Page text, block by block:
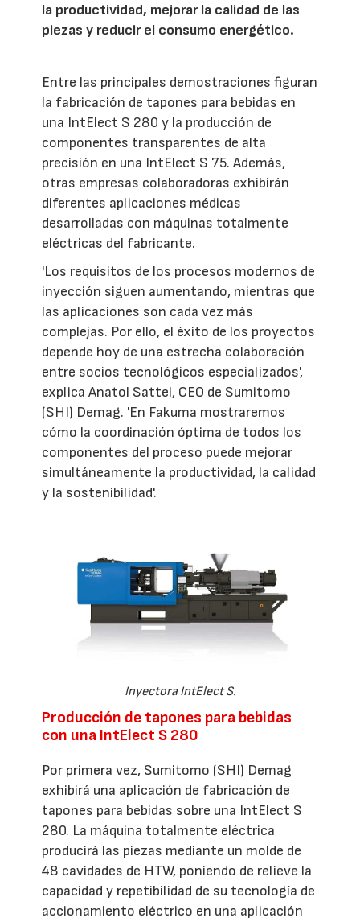
la productividad, mejorar la calidad de las
piezas y reducir el consumo energético.
Entre las principales demostraciones figuran
la fabricación de tapones para bebidas en
una IntElect S 280 y la producción de
componentes transparentes de alta
precisión en una IntElect S 75. Además,
otras empresas colaboradoras exhibirán
diferentes aplicaciones médicas
desarrolladas con máquinas totalmente
eléctricas del fabricante.
'Los requisitos de los procesos modernos de
inyección siguen aumentando, mientras que
las aplicaciones son cada vez más
complejas. Por ello, el éxito de los proyectos
depende hoy de una estrecha colaboración
entre socios tecnológicos especializados',
explica Anatol Sattel, CEO de Sumitomo
(SHI) Demag. 'En Fakuma mostraremos
cómo la coordinación óptima de todos los
componentes del proceso puede mejorar
simultáneamente la productividad, la calidad
y la sostenibilidad'.
Inyectora IntElect S.
Producción de tapones para bebidas
con una IntElect S 280
Por primera vez, Sumitomo (SHI) Demag
exhibirá una aplicación de fabricación de
tapones para bebidas sobre una IntElect S
280. La máquina totalmente eléctrica
producirá las piezas mediante un molde de
48 cavidades de HTW, poniendo de relieve la
capacidad y repetibilidad de su tecnología de
accionamiento eléctrico en una aplicación